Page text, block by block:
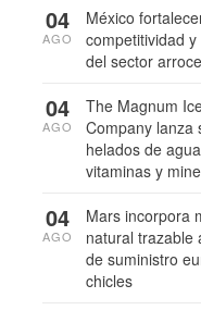
México
competitividad
del sector
04
AGO
The Magnum
Company lanza
helados de
vitaminas y
04
AGO
Mars incorpora
natural trazable
de suministro
chicles
04
AGO